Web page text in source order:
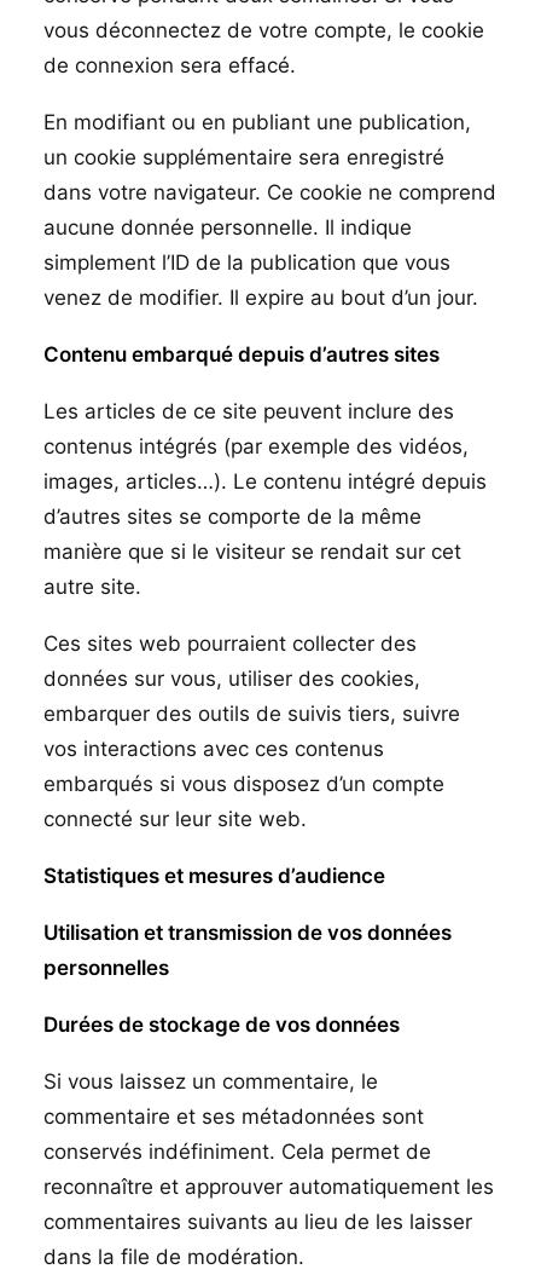
vous déconnectez de votre compte, le cookie
de connexion sera effacé.
En modifiant ou en publiant une publication,
un cookie supplémentaire sera enregistré
dans votre navigateur. Ce cookie ne comprend
aucune donnée personnelle. Il indique
simplement l’ID de la publication que vous
venez de modifier. Il expire au bout d’un jour.
Contenu embarqué depuis d’autres sites
Les articles de ce site peuvent inclure des
contenus intégrés (par exemple des vidéos,
images, articles…). Le contenu intégré depuis
d’autres sites se comporte de la même
manière que si le visiteur se rendait sur cet
autre site.
Ces sites web pourraient collecter des
données sur vous, utiliser des cookies,
embarquer des outils de suivis tiers, suivre
vos interactions avec ces contenus
embarqués si vous disposez d’un compte
connecté sur leur site web.
Statistiques et mesures d’audience
Utilisation et transmission de vos données
personnelles
Durées de stockage de vos données
Si vous laissez un commentaire, le
commentaire et ses métadonnées sont
conservés indéfiniment. Cela permet de
reconnaître et approuver automatiquement les
commentaires suivants au lieu de les laisser
dans la file de modération.